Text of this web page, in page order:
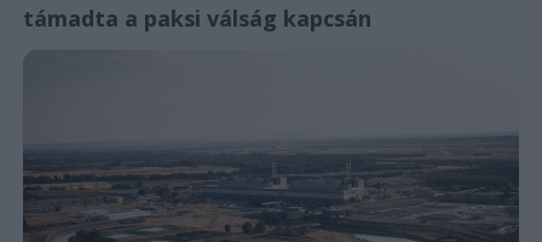
támadta a paksi válság kapcsán